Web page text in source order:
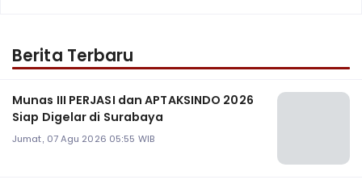
Berita Terbaru
Munas III PERJASI dan APTAKSINDO 2026
Siap Digelar di Surabaya
Jumat, 07 Agu 2026 05:55 WIB